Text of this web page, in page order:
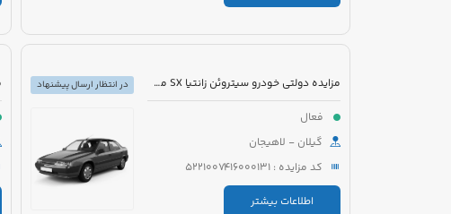
مزایده دولتی خودرو سیتروئن زانتیا SX مدل 1389 رنگ نقره ای
فعال
گیلان - لاهیجان
کد مزایده : 5221007416000131
اطلاعات بیشتر
در انتظار ارسال پیشنهاد